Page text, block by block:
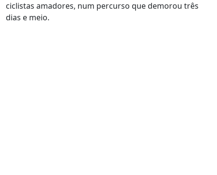
ciclistas amadores, num percurso que demorou três
dias e meio.